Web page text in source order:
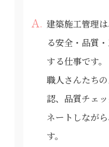
建築施工管理
る安全・品質
する仕事です。
職人さんたち
認、品質チェ
ネートしなが
す。